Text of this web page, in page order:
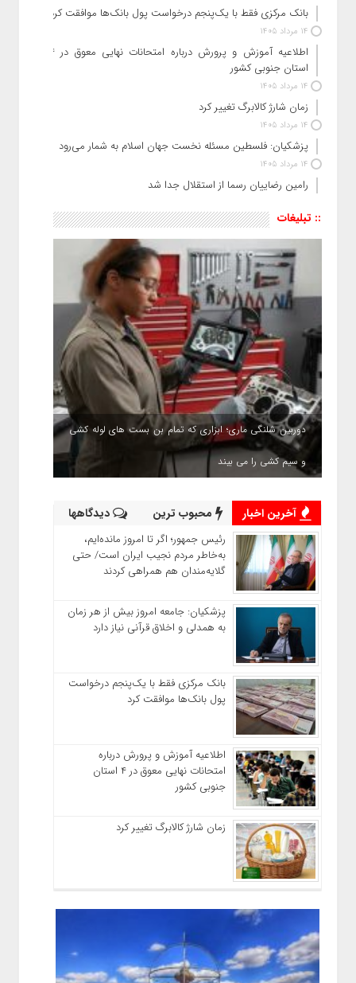
بانک مرکزی فقط با یک‌‎پنجم درخواست پول بانک‌ها موافقت کرد
14 مرداد 1405
اطلاعیه آموزش و پرورش درباره امتحانات نهایی معوق در ۴
استان جنوبی کشور
14 مرداد 1405
زمان شارژ کالابرگ تغییر کرد
14 مرداد 1405
پزشکیان: فلسطین مسئله نخست جهان اسلام به شمار می‌رود
14 مرداد 1405
رامین رضاییان رسما از استقلال جدا شد
:: تبلیغات
دوربین شلنگی ماری؛ ابزاری که تمام بن بست های لوله کشی
و سیم کشی را می بیند
آخرین اخبار محبوب ترین دیدگاهها
رئیس‌ جمهور؛ اگر تا امروز مانده‌ایم،
به‌خاطر مردم نجیب ایران است/ حتی
گلایه‌مندان هم همراهی کردند
پزشکیان: جامعه امروز بیش از هر زمان
به همدلی و اخلاق قرآنی نیاز دارد
بانک مرکزی فقط با یک‌‎پنجم درخواست
پول بانک‌ها موافقت کرد
اطلاعیه آموزش و پرورش درباره
امتحانات نهایی معوق در ۴ استان
جنوبی کشور
زمان شارژ کالابرگ تغییر کرد